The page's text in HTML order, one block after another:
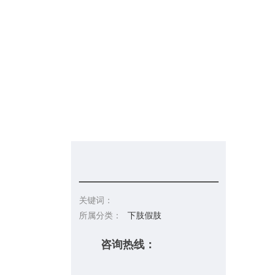
关键词：
所属分类：
下肢假肢
咨询热线：